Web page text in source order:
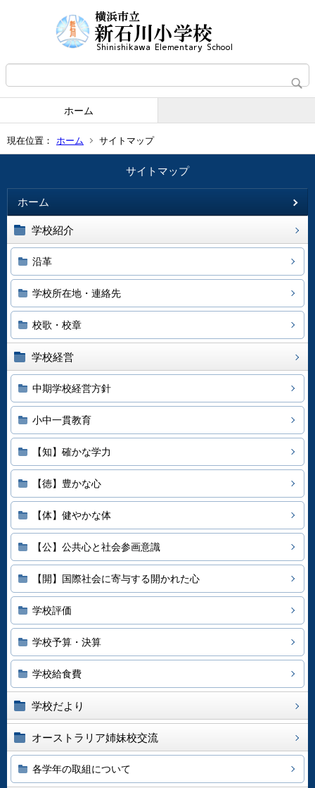
ホーム
現在位置： ホーム サイトマップ
サイトマップ
ホーム
学校紹介
沿革
学校所在地・連絡先
校歌・校章
学校経営
中期学校経営方針
小中一貫教育
【知】確かな学力
【徳】豊かな心
【体】健やかな体
【公】公共心と社会参画意識
【開】国際社会に寄与する開かれた心
学校評価
学校予算・決算
学校給食費
学校だより
オーストラリア姉妹校交流
各学年の取組について